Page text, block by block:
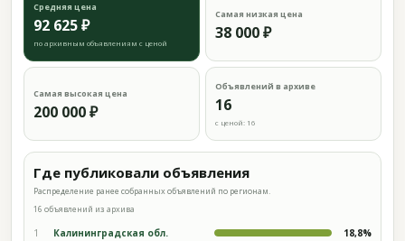
Средняя цена
92 625 ₽
по архивным объявлениям с ценой
Самая низкая цена
38 000 ₽
Самая высокая цена
200 000 ₽
Объявлений в архиве
16
с ценой: 16
Где публиковали объявления
Распределение ранее собранных объявлений по регионам.
16 объявлений из архива
1 Калининградская обл. 18,8%